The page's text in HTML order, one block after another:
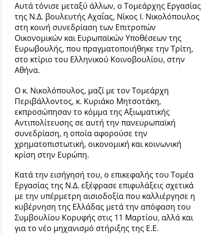
Αυτά τόνισε μεταξύ άλλων, ο Τομεάρχης Εργασίας
της Ν.Δ. βουλευτής Αχαΐας, Νίκος Ι. Νικολόπουλος
στη κοινή συνεδρίαση των Επιτροπών
Οικονομικών και Ευρωπαϊκών Υποθέσεων της
Ευρωβουλής, που πραγματοποιήθηκε την Τρίτη,
στο κτίριο του Ελληνικού Κοινοβουλίου, στην
Αθήνα.
Ο κ. Νικολόπουλος, μαζί με τον Τομεάρχη
Περιβάλλοντος, κ. Κυριάκο Μητσοτάκη,
εκπροσώπησαν το κόμμα της Αξιωματικής
Αντιπολίτευσης σε αυτή την πανευρωπαϊκή
συνεδρίαση, η οποία αφορούσε την
χρηματοπιστωτική, οικονομική και κοινωνική
κρίση στην Ευρώπη.
Κατά την εισήγησή του, ο επικεφαλής του Τομέα
Εργασίας της Ν.Δ. εξέφρασε επιφυλάξεις σχετικά
με την υπέρμετρη αισιοδοξία που καλλιέργησε η
κυβέρνηση της Ελλάδας μετά την απόφαση του
Συμβουλίου Κορυφής στις 11 Μαρτίου, αλλά και
για το νέο μηχανισμό στήριξης της Ε.Ε.